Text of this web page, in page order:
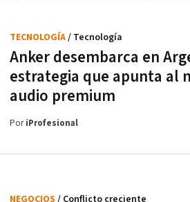
Anker desembarca en
estrategia que apunta al
audio premium
TECNOLOGÍA/ Tecnología
PoriProfesional
NEGOCIOS / Conflicto creciente